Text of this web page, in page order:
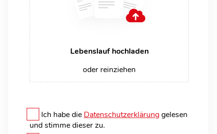
Lebenslauf hochladen
oder reinziehen
Ich habe die Datenschutzerklärunggelesen
und stimme dieser zu.